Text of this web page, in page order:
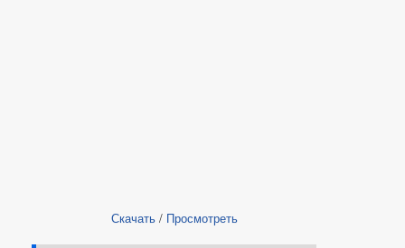
Скачать/ Просмотреть